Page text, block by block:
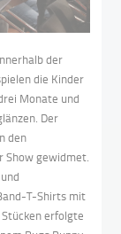
der
die Kinder
Monate und
Der
den
Show gewidmet.
T-Shirts mit
erfolgte